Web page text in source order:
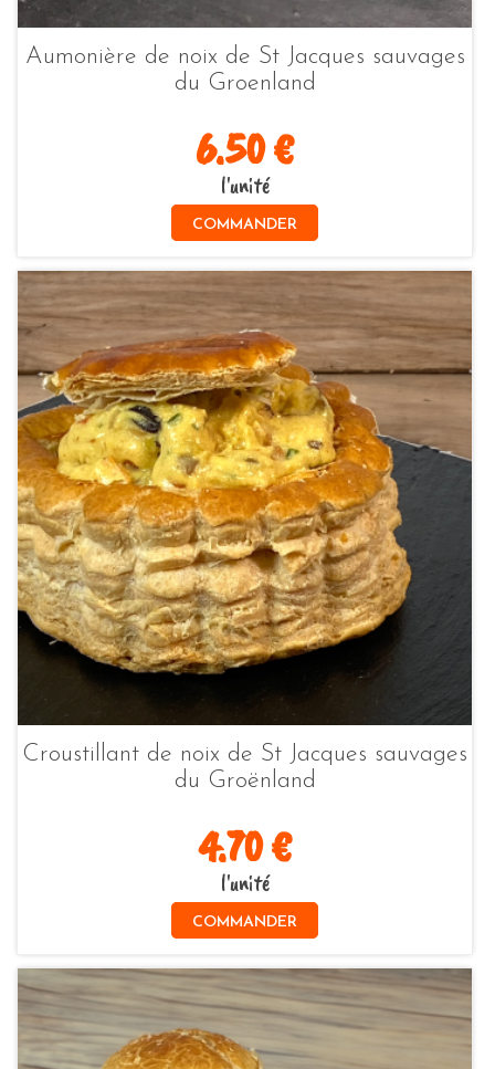
Aumonière de noix de St Jacques sauvages
du Groenland
6.50 €
l'unité
COMMANDER
Croustillant de noix de St Jacques sauvages
du Groënland
4.70 €
l'unité
COMMANDER